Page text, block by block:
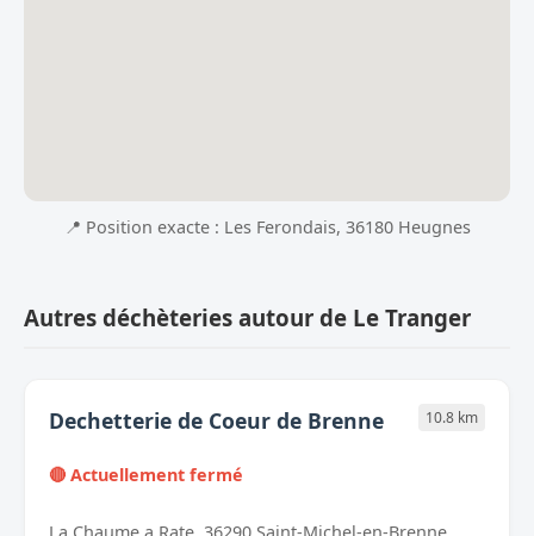
📍 Position exacte : Les Ferondais, 36180 Heugnes
Autres déchèteries autour de Le Tranger
Dechetterie de Coeur de Brenne 10.8 km
🔴 Actuellement fermé
La Chaume a Rate, 36290 Saint-Michel-en-Brenne